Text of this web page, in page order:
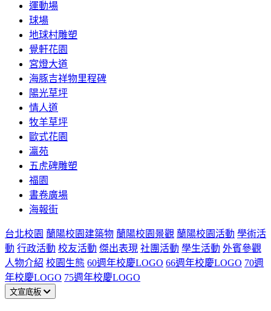
運動場
球場
地球村雕塑
覺軒花園
宮燈大道
海豚吉祥物里程碑
陽光草坪
情人道
牧羊草坪
歐式花園
瀛苑
五虎碑雕塑
福園
書卷廣場
海報街
台北校園 蘭陽校園建築物 蘭陽校園景觀 蘭陽校園活動 學術活
動 行政活動 校友活動 傑出表現 社團活動 學生活動 外賓參觀
人物介紹 校園生態 60週年校慶LOGO 66週年校慶LOGO 70週
年校慶LOGO 75週年校慶LOGO
文宣底板